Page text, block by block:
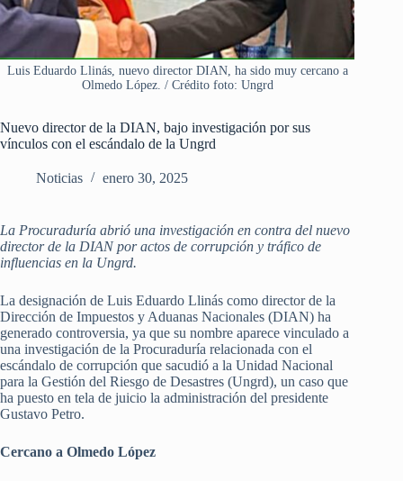
Luis Eduardo Llinás, nuevo director DIAN, ha sido muy cercano a
Olmedo López. / Crédito foto: Ungrd
Nuevo director de la DIAN, bajo investigación por sus
vínculos con el escándalo de la Ungrd
Noticias enero 30, 2025
La Procuraduría abrió una investigación en contra del nuevo
director de la DIAN por actos de corrupción y tráfico de
influencias en la Ungrd.
La designación de Luis Eduardo Llinás como director de la
Dirección de Impuestos y Aduanas Nacionales (DIAN) ha
generado controversia, ya que su nombre aparece vinculado a
una investigación de la Procuraduría relacionada con el
escándalo de corrupción que sacudió a la Unidad Nacional
para la Gestión del Riesgo de Desastres (Ungrd), un caso que
ha puesto en tela de juicio la administración del presidente
Gustavo Petro.
Cercano a Olmedo López